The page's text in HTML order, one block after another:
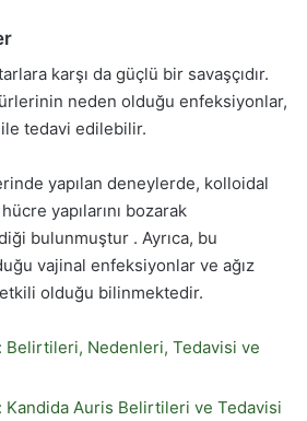
karşı da güçlü bir savaşçıdır.
neden olduğu enfeksiyonlar,
tedavi edilebilir.
yapılan deneylerde, kolloidal
yapılarını bozarak
bulunmuştur . Ayrıca, bu
vajinal enfeksiyonlar ve ağız
etkili olduğu bilinmektedir.
Belirtileri, Nedenleri, Tedavisi ve
Kandida Auris Belirtileri ve Tedavisi